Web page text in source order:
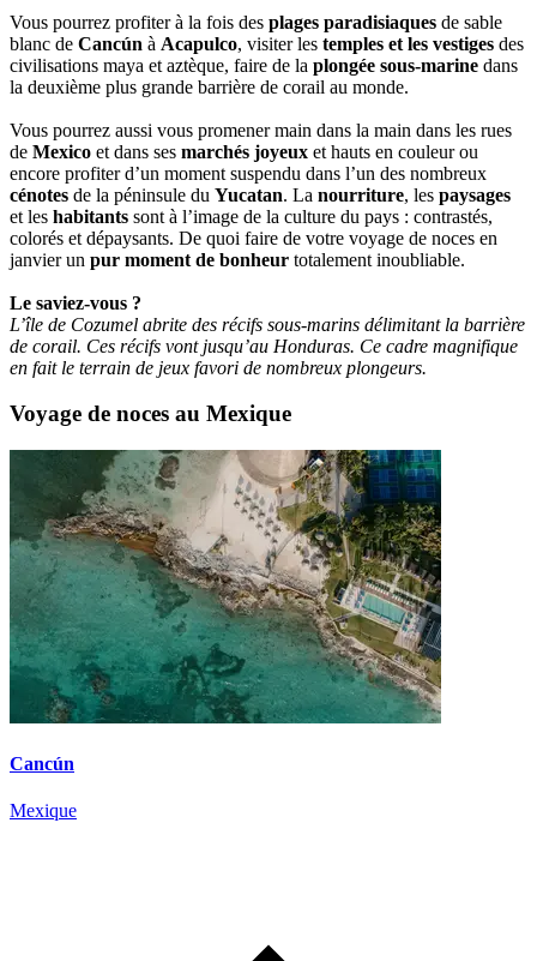
Vous pourrez profiter à la fois des plages paradisiaques de sable
blanc de Cancún à Acapulco, visiter les temples et les vestiges des
civilisations maya et aztèque, faire de la plongée sous-marine dans
la deuxième plus grande barrière de corail au monde.
Vous pourrez aussi vous promener main dans la main dans les rues
de Mexico et dans ses marchés joyeux et hauts en couleur ou
encore profiter d’un moment suspendu dans l’un des nombreux
cénotes de la péninsule du Yucatan. La nourriture, les paysages
et les habitants sont à l’image de la culture du pays : contrastés,
colorés et dépaysants. De quoi faire de votre voyage de noces en
janvier un pur moment de bonheur totalement inoubliable.
Le saviez-vous ?
L’île de Cozumel abrite des récifs sous-marins délimitant la barrière
de corail. Ces récifs vont jusqu’au Honduras. Ce cadre magnifique
en fait le terrain de jeux favori de nombreux plongeurs.
Voyage de noces au Mexique
Cancún
Mexique